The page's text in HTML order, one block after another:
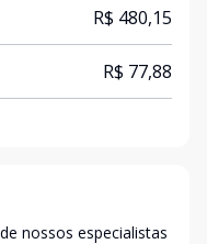
R$ 480,15
R$ 77,88
nossos especialistas